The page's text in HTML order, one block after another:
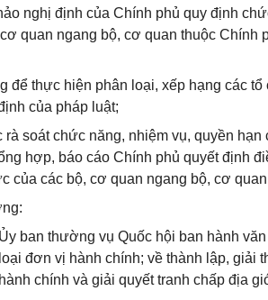
nghị định của Chính phủ quy định
quan ngang bộ, cơ quan thuộc Chính
để thực hiện phân loại, xếp hạng các
của pháp luật;
soát chức năng, nhiệm vụ, quyền hạn
hợp, báo cáo Chính phủ quyết định
của các bộ, cơ quan ngang bộ, cơ
ban thường vụ Quốc hội ban hành
đơn vị hành chính; về thành lập, giải
chính và giải quyết tranh chấp địa